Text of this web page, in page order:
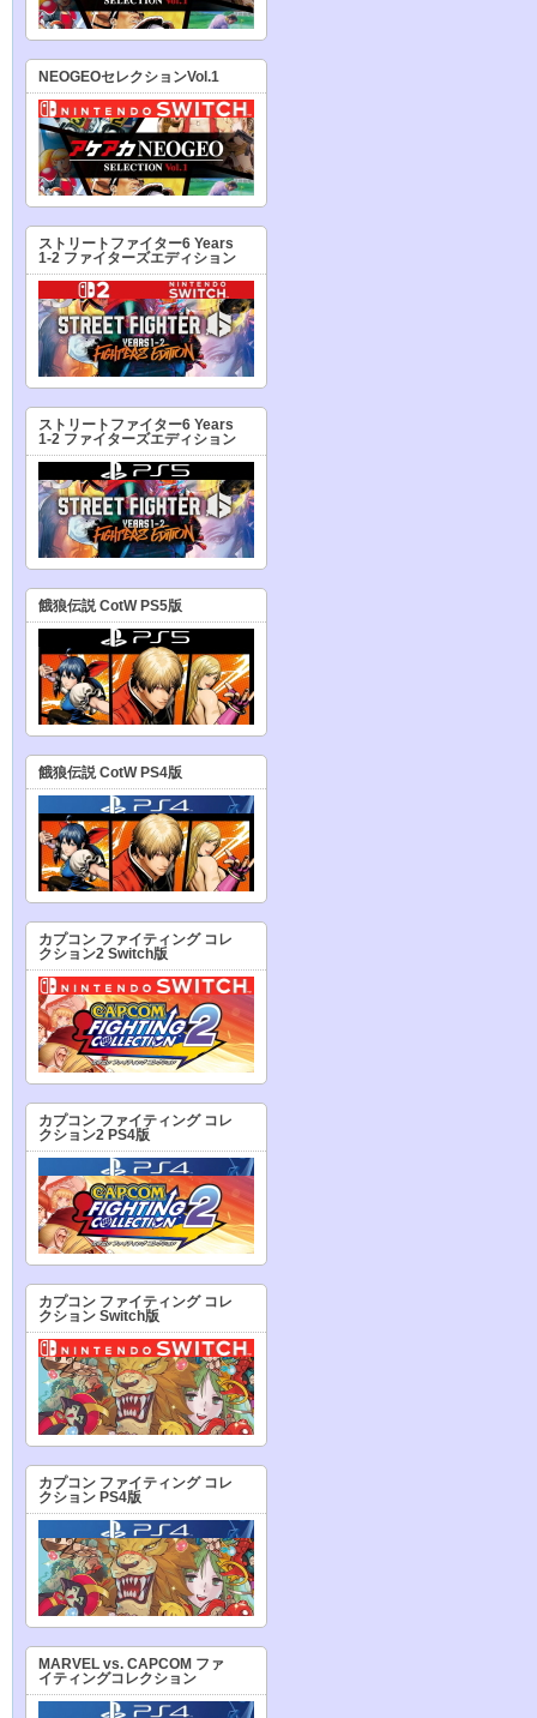
NEOGEOセレクションVol.1
ストリートファイター6 Years
1-2 ファイターズエディション
ストリートファイター6 Years
1-2 ファイターズエディション
餓狼伝説 CotW PS5版
餓狼伝説 CotW PS4版
カプコン ファイティング コレ
クション2 Switch版
カプコン ファイティング コレ
クション2 PS4版
カプコン ファイティング コレ
クション Switch版
カプコン ファイティング コレ
クション PS4版
MARVEL vs. CAPCOM ファ
イティングコレクション